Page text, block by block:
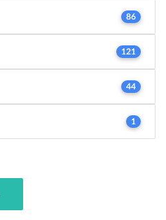
86
121
44
1